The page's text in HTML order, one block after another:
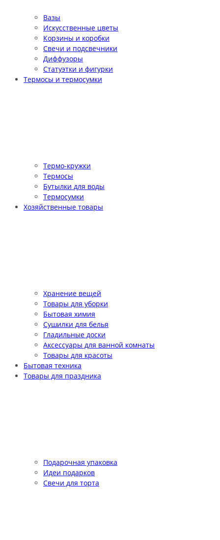
Вазы
Искусственные цветы
Корзины и коробки
Свечи и подсвечники
Диффузоры
Статуэтки и фигурки
Термосы и термосумки
Термо-кружки
Термосы
Бутылки для воды
Термосумки
Хозяйственные товары
Хранение вещей
Товары для уборки
Бытовая химия
Сушилки для белья
Гладильные доски
Аксессуары для ванной комнаты
Товары для красоты
Бытовая техника
Товары для праздника
Подарочная упаковка
Идеи подарков
Свечи для торта